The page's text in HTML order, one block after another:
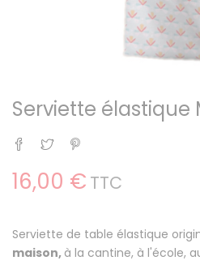
Serviette élastique
Partager
Tweet
16,00 € TTC
Serviette de table élastique
maison, à la cantine, à l'école,